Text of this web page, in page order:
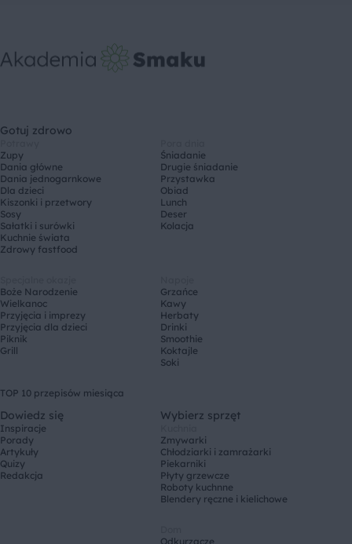
Gotuj zdrowo
Zupy
Dania główne
Dania jednogarnkowe
Dla dzieci
Kiszonki i przetwory
Sosy
Sałatki i surówki
Kuchnie świata
Zdrowy fastfood
Śniadanie
Drugie śniadanie
Przystawka
Obiad
Lunch
Deser
Kolacja
Boże Narodzenie
Wielkanoc
Przyjęcia i imprezy
Przyjęcia dla dzieci
Piknik
Grill
Grzańce
Kawy
Herbaty
Drinki
Smoothie
Koktajle
Soki
TOP 10 przepisów miesiąca
Dowiedz się
Inspiracje
Porady
Artykuły
Quizy
Redakcja
Wybierz sprzęt
Zmywarki
Chłodziarki i zamrażarki
Piekarniki
Płyty grzewcze
Roboty kuchnne
Blendery ręczne i kielichowe
Odkurzacze